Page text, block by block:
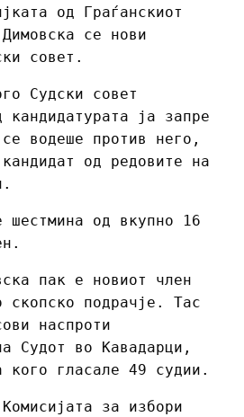
од Граѓанскиот
се нови
совет.
Судски совет
кандидатурата ја запре
водеше против него,
од редовите на
шестмина од вкупно 16
пак е новиот член
скопско подрачје. Тас
наспроти
Судот во Кавадарци,
кого гласале 49 судии.
за избори